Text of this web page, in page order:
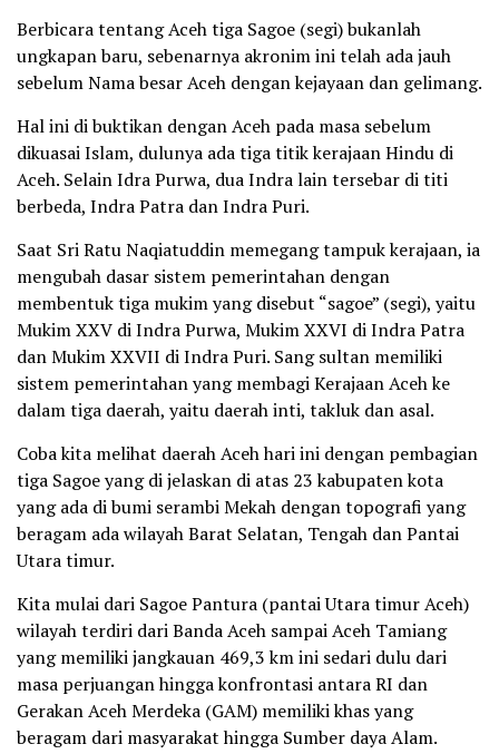
Berbicara tentang Aceh tiga Sagoe (segi) bukanlah
ungkapan baru, sebenarnya akronim ini telah ada jauh
sebelum Nama besar Aceh dengan kejayaan dan gelimang.
Hal ini di buktikan dengan Aceh pada masa sebelum
dikuasai Islam, dulunya ada tiga titik kerajaan Hindu di
Aceh. Selain Idra Purwa, dua Indra lain tersebar di titi
berbeda, Indra Patra dan Indra Puri.
Saat Sri Ratu Naqiatuddin memegang tampuk kerajaan, ia
mengubah dasar sistem pemerintahan dengan
membentuk tiga mukim yang disebut “sagoe” (segi), yaitu
Mukim XXV di Indra Purwa, Mukim XXVI di Indra Patra
dan Mukim XXVII di Indra Puri. Sang sultan memiliki
sistem pemerintahan yang membagi Kerajaan Aceh ke
dalam tiga daerah, yaitu daerah inti, takluk dan asal.
Coba kita melihat daerah Aceh hari ini dengan pembagian
tiga Sagoe yang di jelaskan di atas 23 kabupaten kota
yang ada di bumi serambi Mekah dengan topografi yang
beragam ada wilayah Barat Selatan, Tengah dan Pantai
Utara timur.
Kita mulai dari Sagoe Pantura (pantai Utara timur Aceh)
wilayah terdiri dari Banda Aceh sampai Aceh Tamiang
yang memiliki jangkauan 469,3 km ini sedari dulu dari
masa perjuangan hingga konfrontasi antara RI dan
Gerakan Aceh Merdeka (GAM) memiliki khas yang
beragam dari masyarakat hingga Sumber daya Alam.